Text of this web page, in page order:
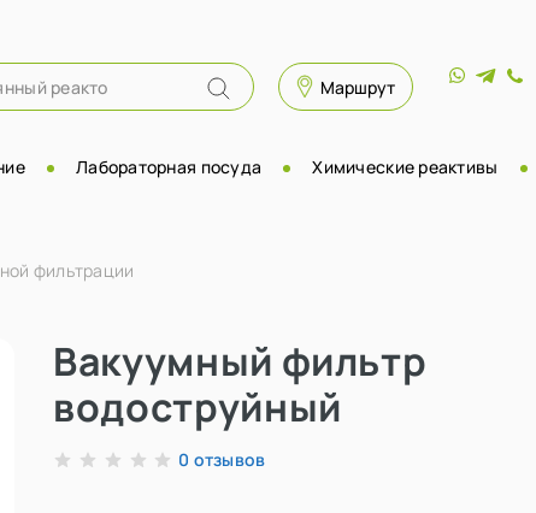
Маршрут
Лабораторная посуда Химические реактивы
фильтрации
Вакуумный фильтр
водоструйный
0 отзывов